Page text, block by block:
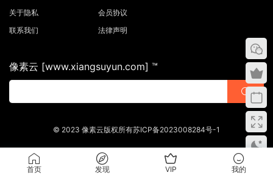
关于隐私
联系我们
会员协议
法律声明
像素云 [www.xiangsuyun.com] ™
© 2023 像素云版权所有苏ICP备2023008284号-1
首页 发现 VIP 我的